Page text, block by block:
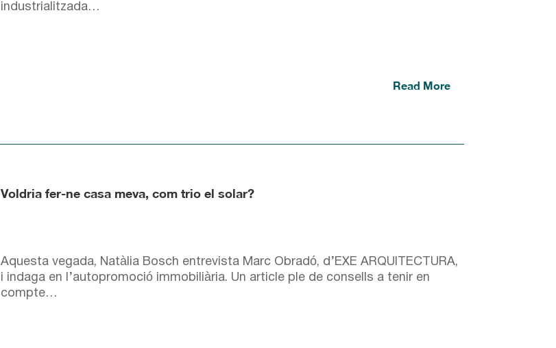
industrialitzada…
Read More
Voldria fer-ne casa meva, com trio el solar?
Aquesta vegada, Natàlia Bosch entrevista Marc Obradó, d’EXE ARQUITECTURA,
i indaga en l’autopromoció immobiliària. Un article ple de consells a tenir en
compte…